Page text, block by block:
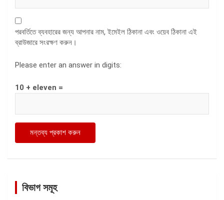
পরবর্তিতে ব্যবহারের জন্য আপনার নাম, ইমেইল ঠিকানা এবং ওয়েব ঠিকানা এই
ব্রাউজারে সংরক্ষণ করুন।
Please enter an answer in digits:
10 + eleven =
বিভাগ সমূহ